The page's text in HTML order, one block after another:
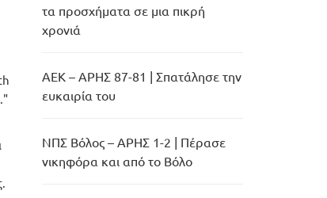
τα προσχήματα σε μια πικρή
χρονιά
ΑΕΚ – ΑΡΗΣ 87-81 | Σπατάλησε την
ευκαιρία του
ΝΠΣ Βόλος – ΑΡΗΣ 1-2 | Πέρασε
νικηφόρα και από το Βόλο